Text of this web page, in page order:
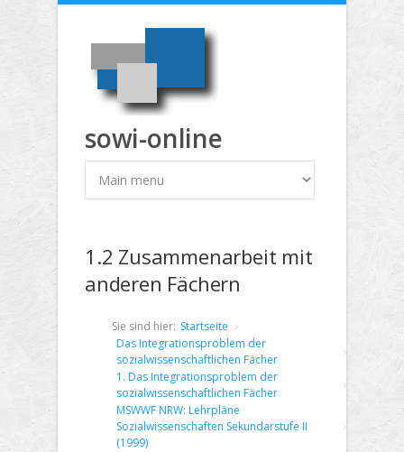
Direkt zum Inhalt
sowi-online
1.2 Zusammenarbeit mit
anderen Fächern
Sie sind hier: Startseite
Das Integrationsproblem der
sozialwissenschaftlichen Fächer
1. Das Integrationsproblem der
sozialwissenschaftlichen Fächer
MSWWF NRW: Lehrpläne
Sozialwissenschaften Sekundarstufe II
(1999)